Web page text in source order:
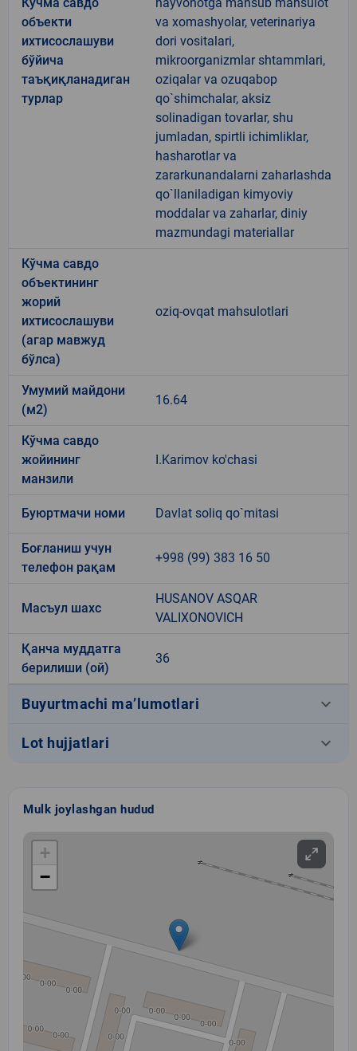
объекти
ихтисослашуви
бўйича
таъқиқланадиган
турлар
va xomashyolar, veterinariya
dori vositalari,
mikroorganizmlar shtammlari,
oziqalar va ozuqabop
qo`shimchalar, aksiz
solinadigan tovarlar, shu
jumladan, spirtli ichimliklar,
hasharotlar va
zararkunandalarni zaharlashda
qo`llaniladigan kimyoviy
moddalar va zaharlar, diniy
mazmundagi materiallar
Кўчма савдо
объектининг
жорий
ихтисослашуви
(агар мавжуд
бўлса)
oziq-ovqat mahsulotlari
Умумий майдони
(м2)
16.64
Кўчма савдо
жойининг
манзили
I.Karimov ko'chasi
Буюртмачи номи Davlat soliq qo`mitasi
Боғланиш учун
телефон рақам
+998 (99) 383 16 50
Масъул шахс
HUSANOV ASQAR
VALIXONOVICH
Қанча муддатга
берилиши (ой)
36
Buyurtmachi ma’lumotlari keyboard_arrow_down
Lot hujjatlari keyboard_arrow_down
Mulk joylashgan hudud
+
−